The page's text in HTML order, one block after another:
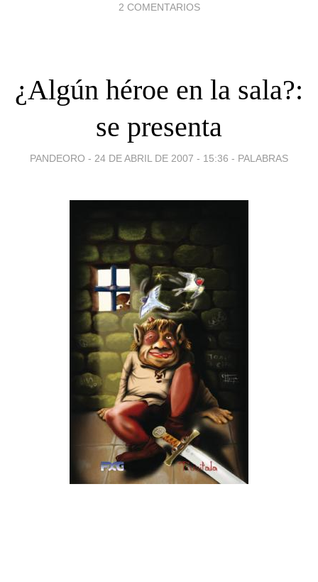
2 COMENTARIOS
¿Algún héroe en la sala?:
se presenta
PANDEORO - 24 DE ABRIL DE 2007 - 15:36 - PALABRAS